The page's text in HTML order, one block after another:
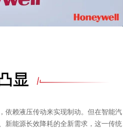
依赖液压传动来实现制动。但在智能汽
新能源长效降耗的全新需求，这一传统